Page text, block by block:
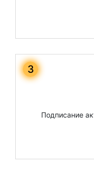
Подписание
3